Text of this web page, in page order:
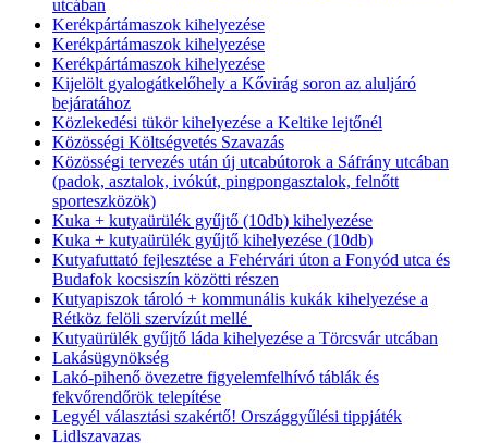
utcában
Kerékpártámaszok kihelyezése
Kerékpártámaszok kihelyezése
Kerékpártámaszok kihelyezése
Kijelölt gyalogátkelőhely a Kővirág soron az aluljáró
bejáratához
Közlekedési tükör kihelyezése a Keltike lejtőnél
Közösségi Költségvetés Szavazás
Közösségi tervezés után új utcabútorok a Sáfrány utcában
(padok, asztalok, ivókút, pingpongasztalok, felnőtt
sporteszközök)
Kuka + kutyaürülék gyűjtő (10db) kihelyezése
Kuka + kutyaürülék gyűjtő kihelyezése (10db)
Kutyafuttató fejlesztése a Fehérvári úton a Fonyód utca és
Budafok kocsiszín közötti részen
Kutyapiszok tároló + kommunális kukák kihelyezése a
Rétköz felöli szervízút mellé
Kutyaürülék gyűjtő láda kihelyezése a Törcsvár utcában
Lakásügynökség
Lakó-pihenő övezetre figyelemfelhívó táblák és
fekvőrendőrök telepítése
Legyél választási szakértő! Országgyűlési tippjáték
Lidlszavazas